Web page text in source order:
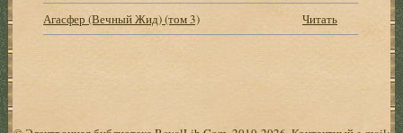
Агасфер (Вечный Жид) (том 3)
Читать